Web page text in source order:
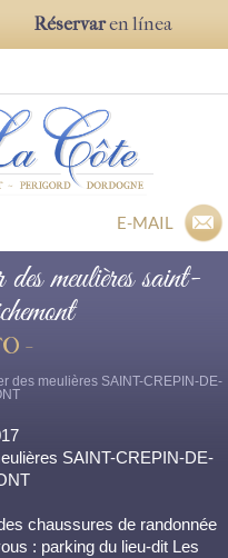
Réservaren línea
E-MAIL
des meulières saint-
-
des meulières SAINT-CREPIN-DE-
SAINT-CREPIN-DE-
chaussures de randonnée
: parking du lieu-dit Les